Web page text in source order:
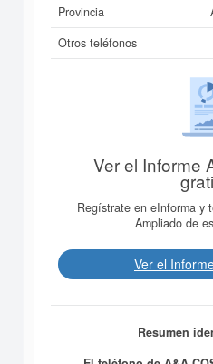
Provincia
Otros teléfonos
Ver el Informe
Regístrate en eInforma y
Ampliado de
Ver el
Resumen